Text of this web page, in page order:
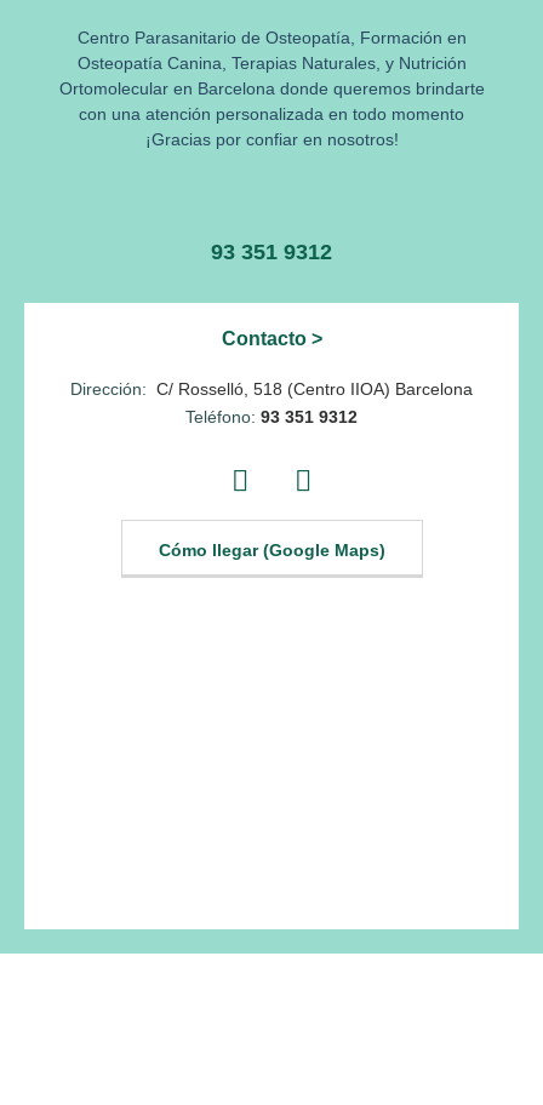
Centro Parasanitario de Osteopatía, Formación en
Osteopatía Canina, Terapias Naturales, y Nutrición
Ortomolecular en Barcelona donde queremos brindarte
con una atención personalizada en todo momento
¡Gracias por confiar en nosotros!
93 351 9312
Contacto >
Dirección: C/ Rosselló, 518 (Centro IIOA) Barcelona
Teléfono: 93 351 9312
Cómo llegar (Google Maps)